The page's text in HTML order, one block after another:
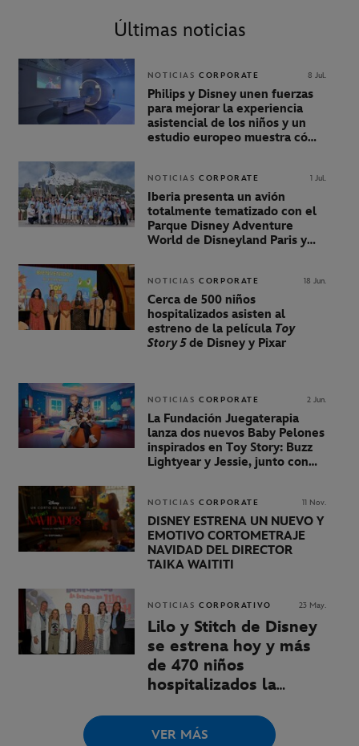
Últimas noticias
NOTICIAS CORPORATE 8 Jul.
Philips y Disney unen fuerzas
para mejorar la experiencia
asistencial de los niños y un
estudio europeo muestra cómo
resonancia magnética
NOTICIAS CORPORATE 1 Jul.
Iberia presenta un avión
totalmente tematizado con el
Parque Disney Adventure
World de Disneyland Paris y
descubrir el nuevo World of
Frozen
NOTICIAS CORPORATE 18 Jun.
Cerca de 500 niños
hospitalizados asisten al
estreno de la película Toy
Story 5de Disney y Pixar
NOTICIAS CORPORATE 2 Jun.
La Fundación Juegaterapia
lanza dos nuevos Baby Pelones
inspirados en Toy Story: Buzz
Lightyear y Jessie, junto con
NOTICIAS CORPORATE 11 Nov.
DISNEY ESTRENA UN NUEVO Y
EMOTIVO CORTOMETRAJE
NAVIDAD DEL DIRECTOR
TAIKA WAITITI
NOTICIAS CORPORATIVO 23 May.
Lilo y Stitch de Disney
se estrena hoy y más
de 470 niños
hospitalizados la
cuatro hospitales
VER MÁS